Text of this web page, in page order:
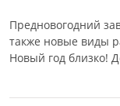
Предновогодний
также новые виды
Новый год близко!